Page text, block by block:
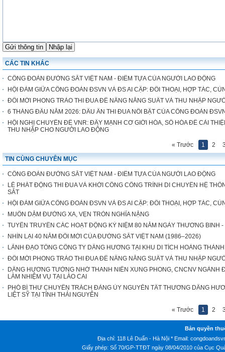
CÁC TIN KHÁC
CÔNG ĐOÀN ĐƯỜNG SẮT VIỆT NAM - ĐIỂM TỰA CỦA NGƯỜI LAO ĐỘNG
HỘI ĐÀM GIỮA CÔNG ĐOÀN ĐSVN VÀ ĐS AI CẬP: ĐỐI THOẠI, HỢP TÁC,
ĐỔI MỚI PHONG TRÀO THI ĐUA ĐỂ NÂNG NĂNG SUẤT VÀ THU NHẬP
6 THÁNG ĐẦU NĂM 2026: DẤU ẤN THI ĐUA NỔI BẬT CỦA CÔNG ĐOÀN
HỘI NGHỊ CHUYÊN ĐỀ VNR: ĐẨY MẠNH CƠ GIỚI HÓA, SỐ HÓA ĐỂ CẢI
THU NHẬP CHO NGƯỜI LAO ĐỘNG
« Trước 1 2
TIN CÙNG CHUYÊN MỤC
CÔNG ĐOÀN ĐƯỜNG SẮT VIỆT NAM - ĐIỂM TỰA CỦA NGƯỜI LAO ĐỘNG
LỄ PHÁT ĐỘNG THI ĐUA VÀ KHỞI CÔNG CÔNG TRÌNH DI CHUYỂN HỆ
SẮT
HỘI ĐÀM GIỮA CÔNG ĐOÀN ĐSVN VÀ ĐS AI CẬP: ĐỐI THOẠI, HỢP TÁC,
MUÔN DẶM ĐƯỜNG XA, VẸN TRÒN NGHĨA NẶNG
TUYÊN TRUYỀN CÁC HOẠT ĐỘNG KỶ NIỆM 80 NĂM NGÀY THƯƠNG BINH
NHÌN LẠI 40 NĂM ĐỔI MỚI CỦA ĐƯỜNG SẮT VIỆT NAM (1986–2026)
LÃNH ĐẠO TỔNG CÔNG TY DÂNG HƯƠNG TẠI KHU DI TÍCH HOÀNG
ĐỔI MỚI PHONG TRÀO THI ĐUA ĐỂ NÂNG NĂNG SUẤT VÀ THU NHẬP
DÂNG HƯƠNG TƯỞNG NHỚ THANH NIÊN XUNG PHONG, CNCNV NGÀNH
LÀM NHIỆM VỤ TẠI LÀO CAI
PHÓ BÍ THƯ CHUYÊN TRÁCH ĐẢNG ỦY NGUYỄN TẤT THƯƠNG DÂNG
LIỆT SỸ TẠI TỈNH THÁI NGUYÊN
« Trước 1 2
Bản quyền
Địa chỉ: 118 Lê Duẩn - Hà Nội * Email:
Giấy phép: Số 70/GP-TTĐT ngày 08/04/2010 của Cục